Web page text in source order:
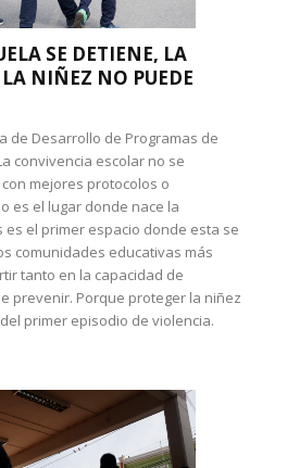
SE DETIENE, LA
NIÑEZ NO PUEDE
de Desarrollo de Programas de
convivencia escolar no se
mejores protocolos o
es el lugar donde nace la
es el primer espacio donde esta se
comunidades educativas más
tanto en la capacidad de
prevenir. Porque proteger la niñez
primer episodio de violencia.